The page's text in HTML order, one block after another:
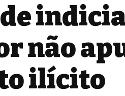
não
ilícito